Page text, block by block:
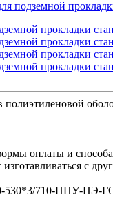
полиэтиленовой
оплаты и способа
с
530*3/710-ППУ-ПЭ-